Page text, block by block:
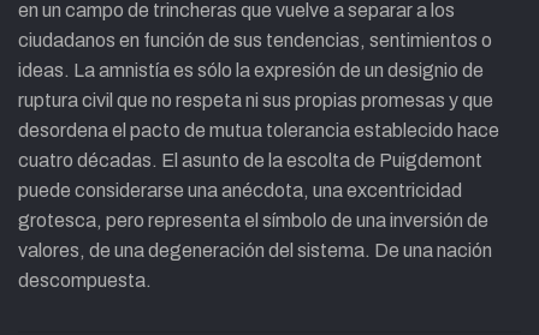
en un campo de trincheras que vuelve a separar a los
ciudadanos en función de sus tendencias, sentimientos o
ideas. La amnistía es sólo la expresión de un designio de
ruptura civil que no respeta ni sus propias promesas y que
desordena el pacto de mutua tolerancia establecido hace
cuatro décadas. El asunto de la escolta de Puigdemont
puede considerarse una anécdota, una excentricidad
grotesca, pero representa el símbolo de una inversión de
valores, de una degeneración del sistema. De una nación
descompuesta.